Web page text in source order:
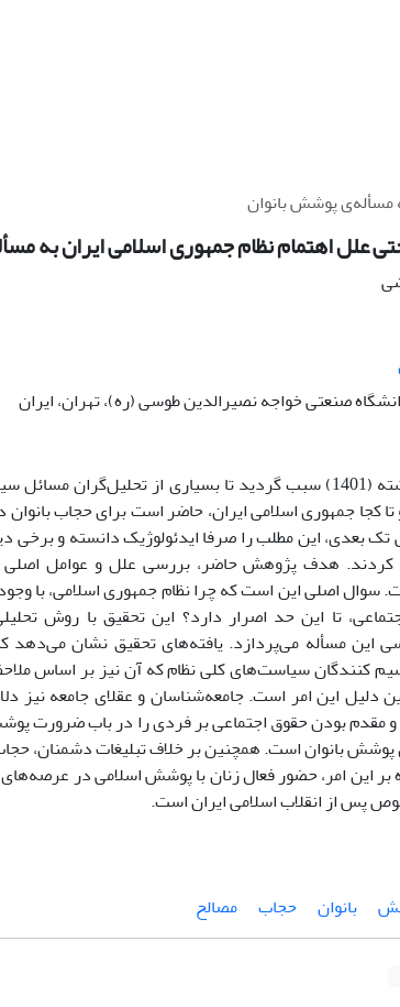
مسأله‌ی پوشش بانوان
علل اهتمام نظام جمهوری اسلامی ایران به
صنعتی خواجه نصیرالدین طوسی (ره)، تهران، ایران
فتنه پاییز سال گذشته (1401) سبب گردید تا بسیاری از
کجا جمهوری اسلامی ایران، حاضر است برای حجاب
تک بعدی، این مطلب را صرفا ایدئولوژیک دانسته و
کردند. هدف پژوهش حاضر، بررسی علل و عوامل
سوال اصلی این است که چرا نظام جمهوری اسلامی، با
تا این حد اصرار دارد؟ این تحقیق با روش
این مسأله می‌پردازد. یافته‌های تحقیق نشان
کنندگان سیاست‌های کلی نظام که آن نیز بر اساس
دلیل این امر است. جامعه‌شناسان و عقلای جامعه نیز
مقدم بودن حقوق اجتماعی بر فردی را در باب ضرورت
بانوان است. همچنین بر خلاف تبلیغات دشمنان،
این امر، حضور فعال زنان با پوشش اسلامی در عرصه‌های
پس از انقلاب اسلامی ایران است.
بانوان حجاب مصالح